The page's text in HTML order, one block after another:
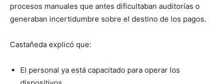
procesos manuales que antes dificultaban auditorías o
generaban incertidumbre sobre el destino de los pagos.
Castañeda explicó que:
El personal ya está capacitado para operar los